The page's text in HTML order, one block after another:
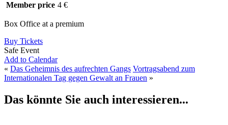
Member price 4 €
Box Office at a premium
Buy Tickets
Safe Event
Add to Calendar
« Das Geheimnis des aufrechten Gangs Vortragsabend zum
Internationalen Tag gegen Gewalt an Frauen »
Das könnte Sie auch interessieren...